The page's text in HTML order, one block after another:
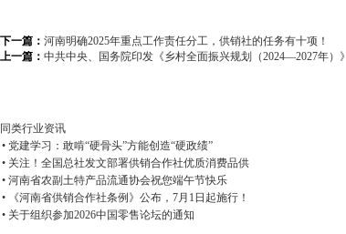
下一篇： 河南明确2025年重点工作责任分工，供销社的任务有十项！
上一篇： 中共中央、国务院印发《乡村全面振兴规划（2024—2027年）》
同类行业资讯
• 党建学习：敢啃“硬骨头”方能创造“硬政绩”
• 关注！全国总社发文部署供销合作社优质消费品供
• 河南省农副土特产品流通协会祝您端午节快乐
• 《河南省供销合作社条例》公布，7月1日起施行！
• 关于组织参加2026中国零售论坛的通知